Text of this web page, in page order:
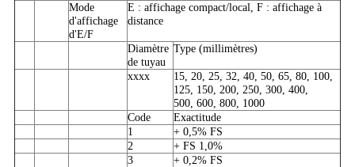
Mode
d'affichage
d'E/F
E : affichage compact/local, F : affichage à
distance
Diamètre
de tuyau
Type (millimètres)
xxxx
15, 20, 25, 32, 40, 50, 65, 80, 100,
125, 150, 200, 250, 300, 400,
500, 600, 800, 1000
Code
Exactitude
1
+ 0,5% FS
2
+ FS 1,0%
3
+ 0,2% FS